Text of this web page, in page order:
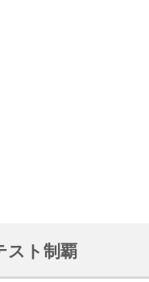
スト制覇